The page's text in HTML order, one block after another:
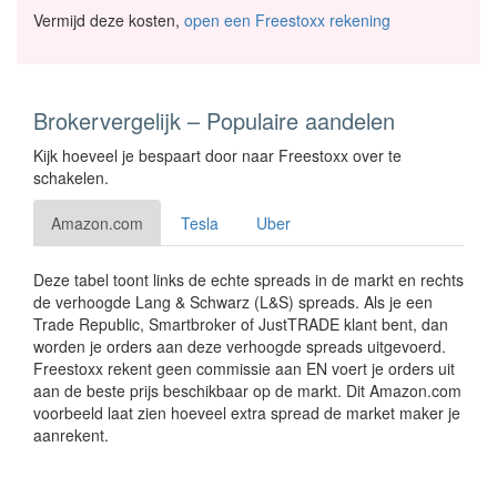
Vermijd deze kosten, open een Freestoxx rekening
Brokervergelijk – Populaire aandelen
Kijk hoeveel je bespaart door naar Freestoxx over te
schakelen.
Amazon.com Tesla Uber
Deze tabel toont links de echte spreads in de markt en rechts
de verhoogde Lang & Schwarz (L&S) spreads. Als je een
Trade Republic, Smartbroker of JustTRADE klant bent, dan
worden je orders aan deze verhoogde spreads uitgevoerd.
Freestoxx rekent geen commissie aan EN voert je orders uit
aan de beste prijs beschikbaar op de markt. Dit Amazon.com
voorbeeld laat zien hoeveel extra spread de market maker je
aanrekent.